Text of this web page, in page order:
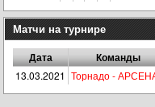
Матчи на турнире
Дата Команды
13.03.2021 Торнадо -